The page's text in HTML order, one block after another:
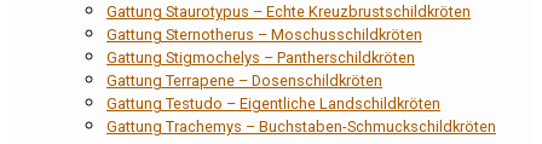
Gattung Staurotypus – Echte Kreuzbrustschildkröten
Gattung Sternotherus – Moschusschildkröten
Gattung Stigmochelys – Pantherschildkröten
Gattung Terrapene – Dosenschildkröten
Gattung Testudo – Eigentliche Landschildkröten
Gattung Trachemys – Buchstaben-Schmuckschildkröten